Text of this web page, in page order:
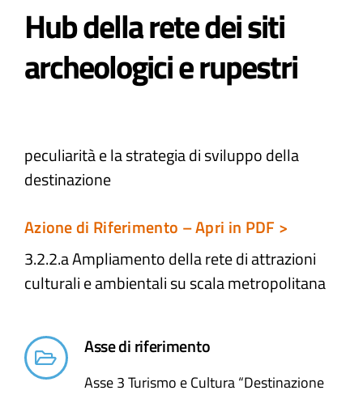
Partecipa
Atti e Docunenti
Notizie
Progetti
Hub della rete dei siti
archeologici e rupestri
peculiarità e la strategia di sviluppo della
destinazione
Azione di Riferimento – Apri in PDF >
3.2.2.a Ampliamento della rete di attrazioni
culturali e ambientali​ su scala metropolitana
Asse di riferimento
Asse 3 Turismo e Cultura “Destinazione